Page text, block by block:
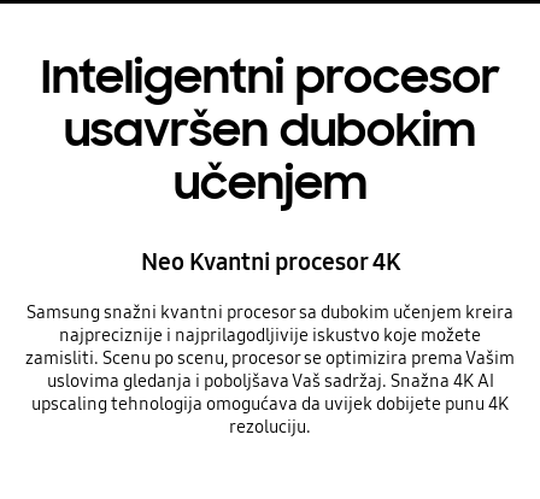
Inteligentni procesor
usavršen dubokim
učenjem
Neo Kvantni procesor 4K
Samsung snažni kvantni procesor sa dubokim učenjem kreira
najpreciznije i najprilagodljivije iskustvo koje možete
zamisliti. Scenu po scenu, procesor se optimizira prema Vašim
uslovima gledanja i poboljšava Vaš sadržaj. Snažna 4K AI
upscaling tehnologija omogućava da uvijek dobijete punu 4K
rezoluciju.